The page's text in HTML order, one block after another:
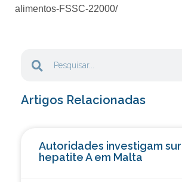
alimentos-FSSC-22000/
Artigos Relacionadas
Autoridades investigam
hepatite A em Malta